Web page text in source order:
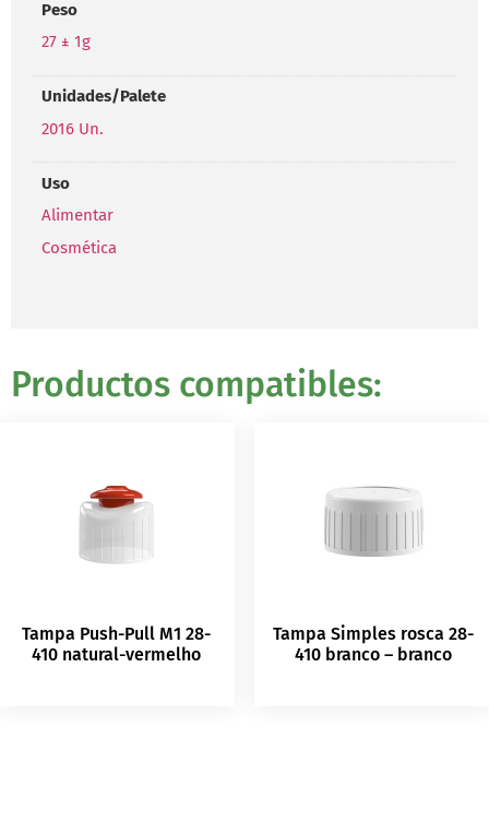
Peso
27 ± 1g
Unidades/Palete
2016 Un.
Uso
Alimentar
Cosmética
Productos compatibles:
Tampa Push-Pull M1 28-
410 natural-vermelho
Tampa Simples rosca 28-
410 branco – branco